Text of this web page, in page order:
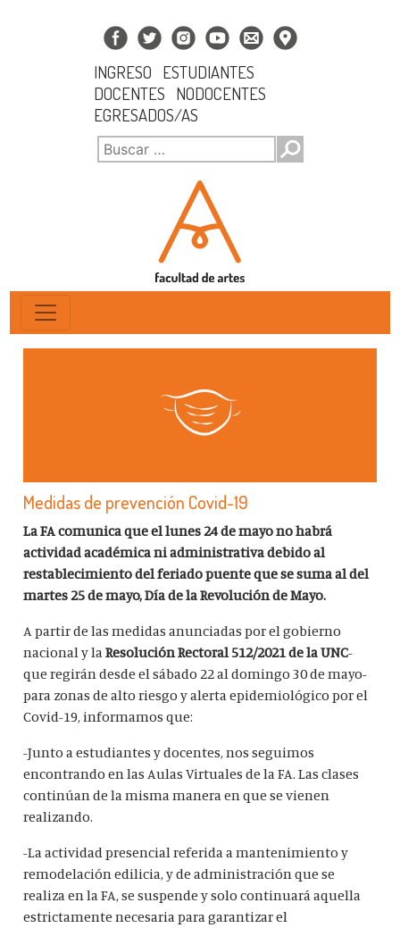
INGRESO
ESTUDIANTES
DOCENTES
NODOCENTES
EGRESADOS/AS
Medidas de prevención Covid-19
La FA comunica que el lunes 24 de mayo no habrá
actividad académica ni administrativa debido al
restablecimiento del feriado puente que se suma al del
martes 25 de mayo, Día de la Revolución de Mayo.
A partir de las medidas anunciadas por el gobierno
nacional y laResolución Rectoral 512/2021 de la UNC-
que regirán desde el sábado 22 al domingo 30 de mayo-
para zonas de alto riesgo y alerta epidemiológico por el
Covid-19, informamos que:
-Junto a estudiantes y docentes, nos seguimos
encontrando en las Aulas Virtuales de la FA. Las clases
continúan de la misma manera en que se vienen
realizando.
-La actividad presencial referida a mantenimiento y
remodelación edilicia, y de administración que se
realiza en la FA, se suspende y solo continuará aquella
estrictamente necesaria para garantizar el